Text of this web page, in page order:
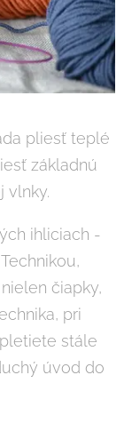
pliesť teplé
základnú
vlnky.
ihliciach -
čiapky,
pri
stále
úvod do